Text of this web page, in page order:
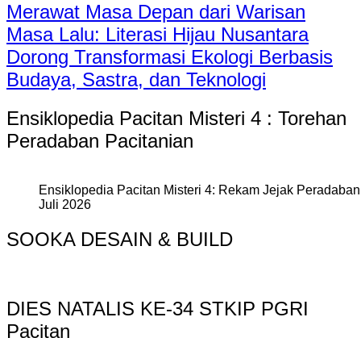
Merawat Masa Depan dari Warisan
Masa Lalu: Literasi Hijau Nusantara
Dorong Transformasi Ekologi Berbasis
Budaya, Sastra, dan Teknologi
Ensiklopedia Pacitan Misteri 4 : Torehan
Peradaban Pacitanian
Ensiklopedia Pacitan Misteri 4: Rekam Jejak
Juli 2026
SOOKA DESAIN & BUILD
DIES NATALIS KE-34 STKIP PGRI
Pacitan